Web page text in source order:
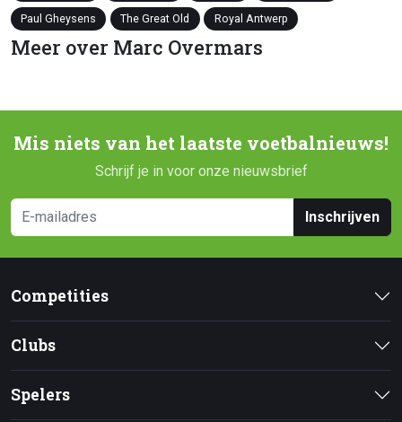
Paul Gheysens The Great Old Royal Antwerp
Meer over Marc Overmars
Mis niets van het laatste voetbalnieuws!
Schrijf je in voor onze nieuwsbrief
Inschrijven
Competities
Clubs
Spelers